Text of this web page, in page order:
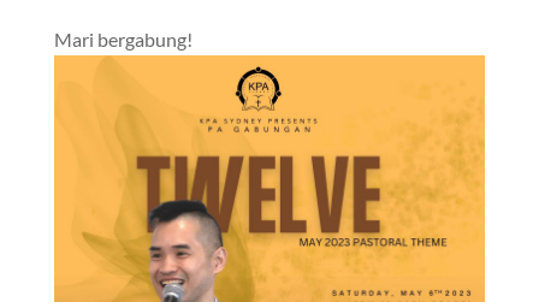
Mari bergabung!